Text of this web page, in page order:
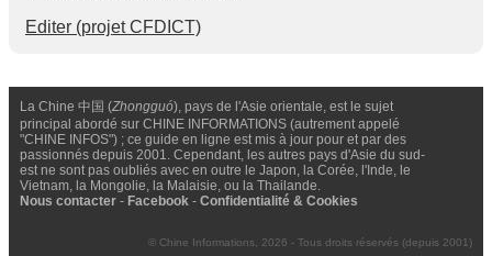
Editer (projet CFDICT)
La Chine 中国 (Zhongguó), pays de l'Asie orientale, est le sujet
principal abordé sur CHINE INFORMATIONS (autrement appelé
"CHINE INFOS") ; ce guide en ligne est mis à jour pour et par des
passionnés depuis 2001. Cependant, les autres pays d'Asie du sud-
est ne sont pas oubliés avec en outre le Japon, la Corée, l'Inde, le
Vietnam, la Mongolie, la Malaisie, ou la Thailande.
Nous contacter - Facebook - Confidentialité & Cookies
© Chine Informations, 2026 - Tous droits réservés (depuis 2001)